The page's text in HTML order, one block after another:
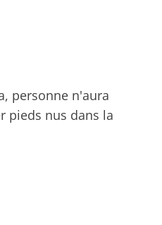
personne n'aura
pieds nus dans la